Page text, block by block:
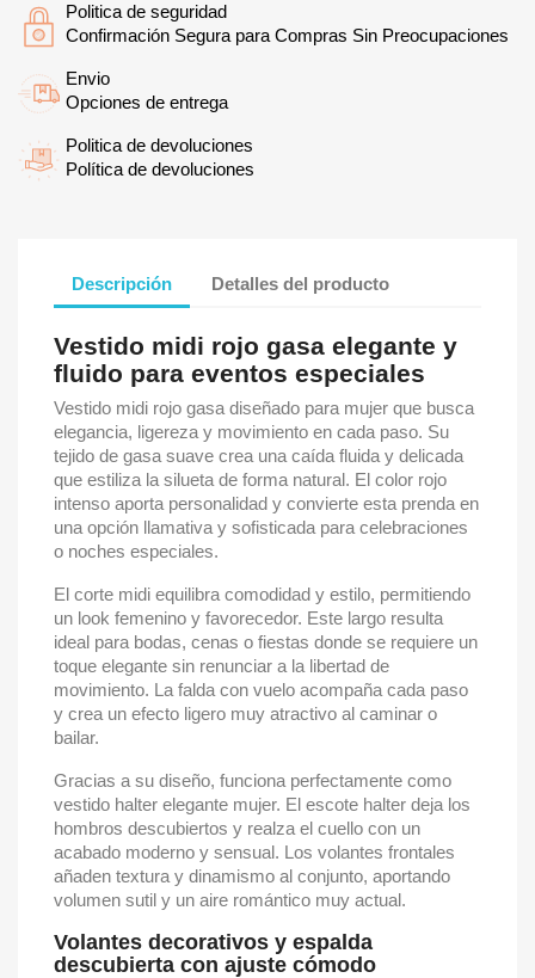
Politica de seguridad
Confirmación Segura para Compras Sin Preocupaciones
Envio
Opciones de entrega
Politica de devoluciones
Política de devoluciones
Descripción Detalles del producto
Vestido midi rojo gasa elegante y
fluido para eventos especiales
Vestido midi rojo gasa diseñado para mujer que busca
elegancia, ligereza y movimiento en cada paso. Su
tejido de gasa suave crea una caída fluida y delicada
que estiliza la silueta de forma natural. El color rojo
intenso aporta personalidad y convierte esta prenda en
una opción llamativa y sofisticada para celebraciones
o noches especiales.
El corte midi equilibra comodidad y estilo, permitiendo
un look femenino y favorecedor. Este largo resulta
ideal para bodas, cenas o fiestas donde se requiere un
toque elegante sin renunciar a la libertad de
movimiento. La falda con vuelo acompaña cada paso
y crea un efecto ligero muy atractivo al caminar o
bailar.
Gracias a su diseño, funciona perfectamente como
vestido halter elegante mujer. El escote halter deja los
hombros descubiertos y realza el cuello con un
acabado moderno y sensual. Los volantes frontales
añaden textura y dinamismo al conjunto, aportando
volumen sutil y un aire romántico muy actual.
Volantes decorativos y espalda
descubierta con ajuste cómodo